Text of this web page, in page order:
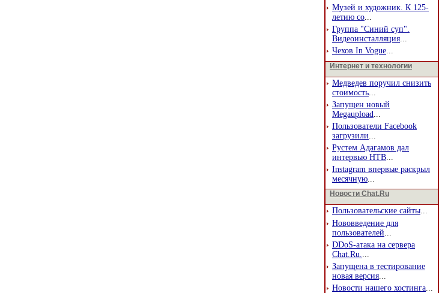
Музей и художник. К 125-
летию со...
Группа "Синий суп".
Видеоинсталляция...
Чехов In Vogue...
Интернет и технологии
Медведев поручил снизить
стоимость...
Запущен новый
Megaupload...
Пользователи Facebook
загрузили...
Рустем Адагамов дал
интервью НТВ...
Instagram впервые раскрыл
месячную...
Новости Chat.Ru
Пользовательские сайты...
Нововведение для
пользователей...
DDoS-атака на сервера
Chat.Ru....
Запущена в тестирование
новая версия...
Новости нашего хостинга...